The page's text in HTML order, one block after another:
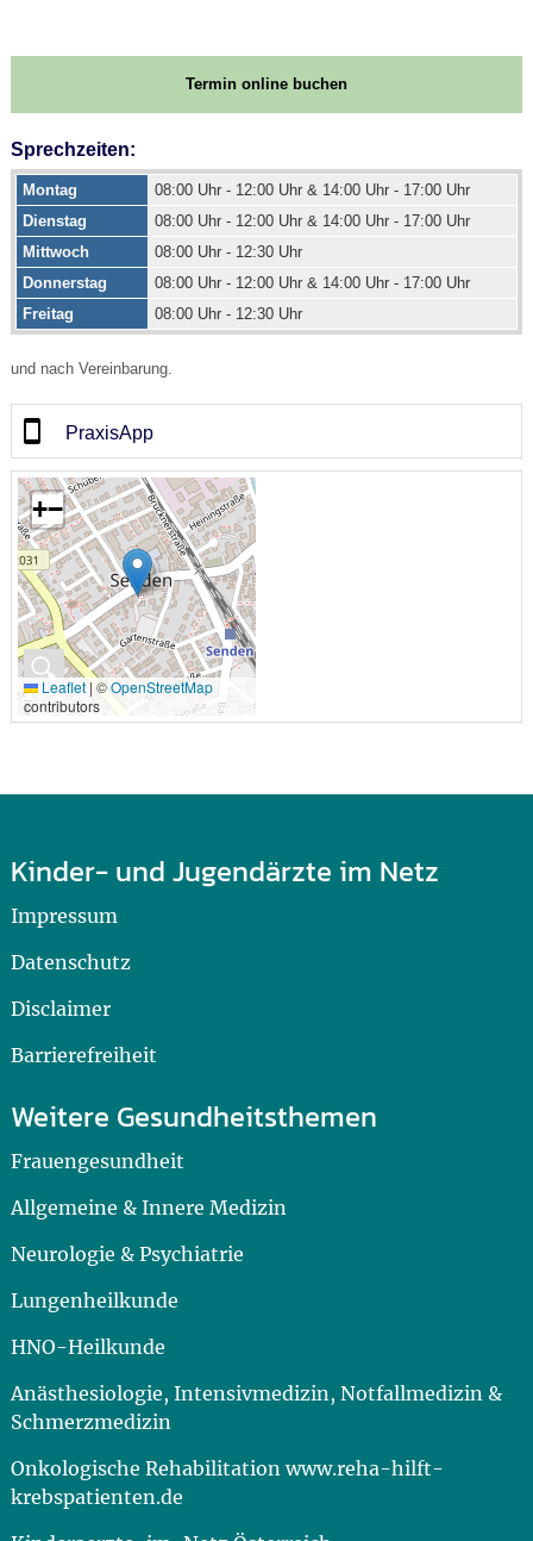
Termin online buchen
Sprechzeiten:
Montag
08:00 Uhr - 12:00 Uhr & 14:00 Uhr - 17:00 Uhr
Dienstag
08:00 Uhr - 12:00 Uhr & 14:00 Uhr - 17:00 Uhr
Mittwoch
08:00 Uhr - 12:30 Uhr
Donnerstag
08:00 Uhr - 12:00 Uhr & 14:00 Uhr - 17:00 Uhr
Freitag
08:00 Uhr - 12:30 Uhr
und nach Vereinbarung.
PraxisApp
🔍
+−
Leaflet | ©OpenStreetMap
contributors
Kinder- und Jugendärzte im Netz
Impressum
Datenschutz
Disclaimer
Barrierefreiheit
Weitere Gesundheitsthemen
Frauengesundheit
Allgemeine & Innere Medizin
Neurologie & Psychiatrie
Lungenheilkunde
HNO-Heilkunde
Anästhesiologie, Intensivmedizin, Notfallmedizin &
Schmerzmedizin
Onkologische Rehabilitation www.reha-hilft-
krebspatienten.de